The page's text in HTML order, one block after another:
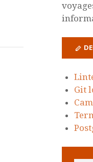
Git